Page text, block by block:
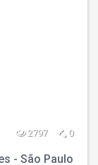
2797 0
- São Paulo